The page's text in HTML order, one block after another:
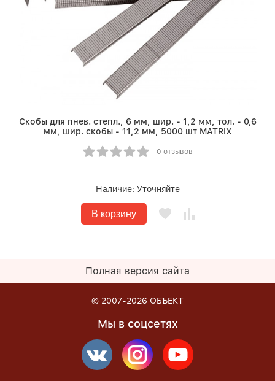
Скобы для пнев. степл., 6 мм, шир. - 1,2 мм, тол. - 0,6
мм, шир. скобы - 11,2 мм, 5000 шт MATRIX
0 отзывов
Наличие: Уточняйте
В корзину
Полная версия сайта
© 2007-2026 ОБЪЕКТ
Мы в соцсетях